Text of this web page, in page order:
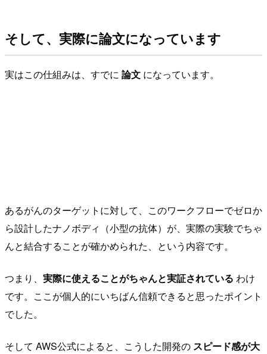
そして、実際に論文になっています
実はこの仕組みは、すでに 論文 になっています。
あるがんのターゲットに対して、このワークフローでゼロか
ら設計したナノボディ（小型の抗体）が、実際の実験でちゃ
んと結合することが確かめられた、という内容です。
つまり、 実際に使えることがちゃんと実証されている わけ
です。ここが個人的にいちばん信頼できると思ったポイント
でした。
そして AWS公式によると、こうした開発の スピード感が大